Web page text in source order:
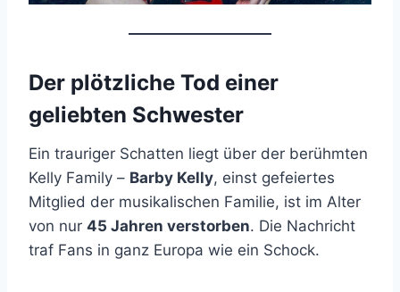
Der plötzliche Tod einer
geliebten Schwester
Ein trauriger Schatten liegt über der berühmten
Kelly Family – Barby Kelly, einst gefeiertes
Mitglied der musikalischen Familie, ist im Alter
von nur 45 Jahren verstorben. Die Nachricht
traf Fans in ganz Europa wie ein Schock.